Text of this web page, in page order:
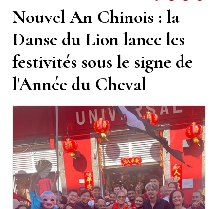
Nouvel An Chinois : la
Danse du Lion lance les
festivités sous le signe de
l'Année du Cheval